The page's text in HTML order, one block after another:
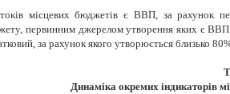
місцевих бюджетів є ВВП, за рахунок
первинним джерелом утворення яких є
за рахунок якого утворюється близько
Динаміка окремих індикаторів